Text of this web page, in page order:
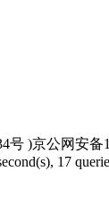
号 )京公网安备
17